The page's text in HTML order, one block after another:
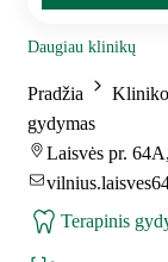
Daugiau klinikų
Pradžia
gydymas
Laisvės pr.
Terapinis